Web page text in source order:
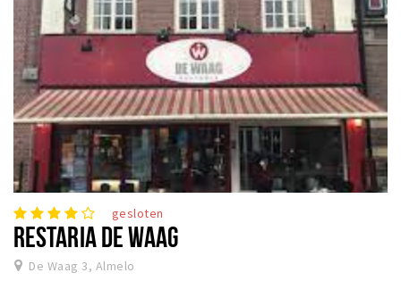
gesloten
RESTARIA DE WAAG
De Waag 3, Almelo